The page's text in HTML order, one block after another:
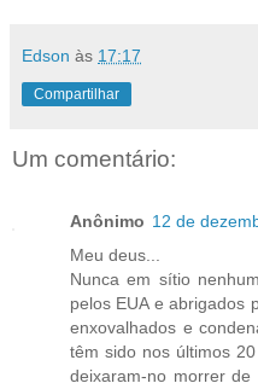
Edson às 17:17
Compartilhar
Um comentário:
Anônimo 12 de
Meu deus...
Nunca em sítio
pelos EUA e abrigados
enxovalhados e
têm sido nos últimos
deixaram-no morrer